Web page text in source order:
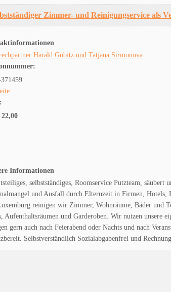
Zimmer- und Reinigungservice als
Harald Gubitz und Tatjana Sirmonova
Informationen
selbstständiges, Roomservice Putzteam,
und Ausfall durch Elternzeit in Firmen,
reinigen wir Zimmer, Wohnräume, Bäder und
Aufenthaltsräumen und Garderoben. Wir nutzen unsere
gern auch nach Feierabend oder Nachts und nach
Selbstverständlich Sozialabgabenfrei und